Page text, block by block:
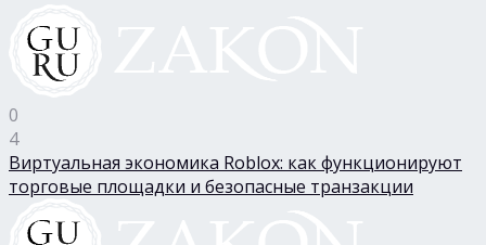
0
4
Виртуальная экономика Roblox: как функционируют
торговые площадки и безопасные транзакции